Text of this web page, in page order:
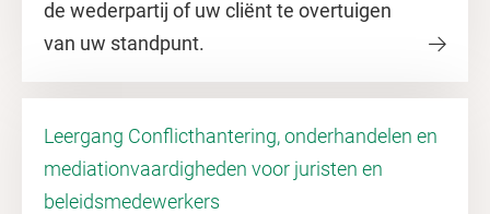
de wederpartij of uw cliënt te overtuigen
van uw standpunt.
Leergang Conflicthantering, onderhandelen en
mediationvaardigheden voor juristen en
beleidsmedewerkers